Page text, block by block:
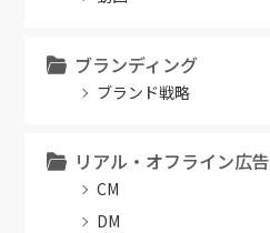
ブランディング
ブランド戦略
リアル・オフライン広告
CM
DM